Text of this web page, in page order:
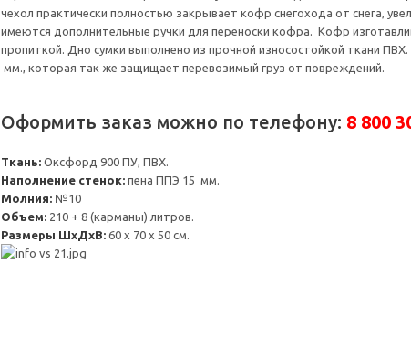
чехол практически полностью закрывает кофр снегохода от снега,
имеются дополнительные ручки для переноски кофра. Кофр
пропиткой. Дно сумки выполнено из прочной износостойкой ткани
мм., которая так же защищает перевозимый груз от повреждений.
Оформить заказ можно по телефону: 8 800
Ткань: Оксфорд 900 ПУ, ПВХ.
Наполнение стенок: пена ППЭ 15 мм.
Молния: №10
Объем: 210 + 8 (карманы) литров.
Размеры ШхДхВ: 60 х 70 х 50 см.